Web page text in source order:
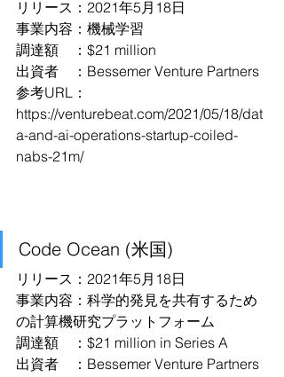
リリース：2021年5月18日
事業内容：機械学習
調達額　：$21 million
出資者　：Bessemer Venture Partners
参考URL：
https://venturebeat.com/2021/05/18/dat
a-and-ai-operations-startup-coiled-
nabs-21m/
Code Ocean (米国)
リリース：2021年5月18日
事業内容：科学的発見を共有するため
の計算機研究プラットフォーム
調達額　：$21 million in Series A
出資者　：Bessemer Venture Partners